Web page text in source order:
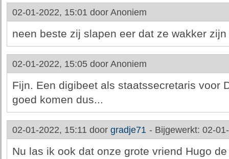
02-01-2022, 15:01 door Anoniem
neen beste zij slapen eer dat ze wakker
02-01-2022, 15:05 door Anoniem
Fijn. Een digibeet als staatssecretaris voor
goed komen dus...
02-01-2022, 15:11 door gradje71 - Bijgewerkt: 02-
Nu las ik ook dat onze grote vriend Hugo